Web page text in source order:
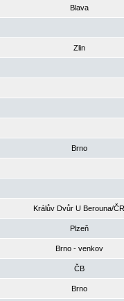
Blava
Zlin
Brno
Králův Dvůr U Berouna/ČR
Plzeň
Brno - venkov
ČB
Brno